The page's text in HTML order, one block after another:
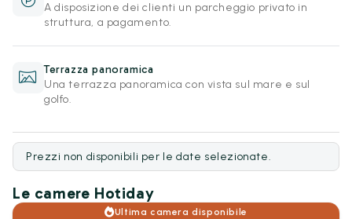
A disposizione dei clienti un parcheggio privato in
struttura, a pagamento.
Terrazza panoramica
Una terrazza panoramica con vista sul mare e sul
golfo.
Prezzi non disponibili per le date selezionate.
Le camere Hotiday
Ultima camera disponibile